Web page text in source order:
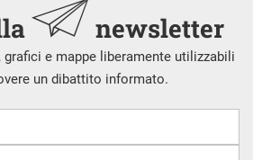
newsletter
e mappe liberamente utilizzabili
un dibattito informato.